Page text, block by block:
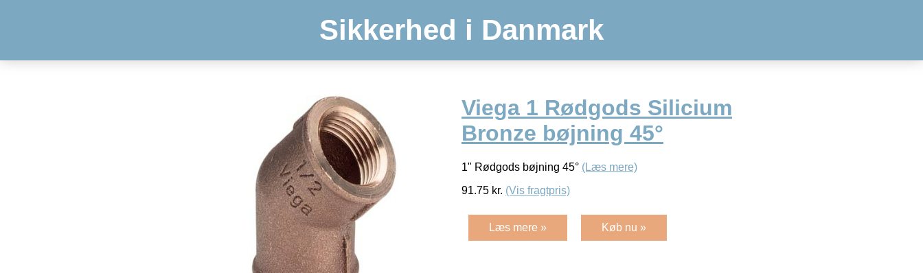
Sikkerhed i Danmark
Viega 1 Rødgods Silicium
Bronze bøjning 45°
1" Rødgods bøjning 45° (Læs mere)
91.75 kr. (Vis fragtpris)
Læs mere » Køb nu »